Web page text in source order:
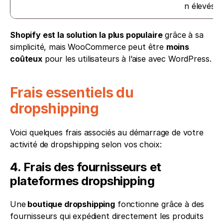
n élevés
Shopify est la solution la plus populaire grâce à sa
simplicité, mais WooCommerce peut être moins
coûteux pour les utilisateurs à l’aise avec WordPress.
Frais essentiels du
dropshipping
Voici quelques frais associés au démarrage de votre
activité de dropshipping selon vos choix:
4. Frais des fournisseurs et
plateformes dropshipping
Une boutique dropshipping fonctionne grâce à des
fournisseurs qui expédient directement les produits